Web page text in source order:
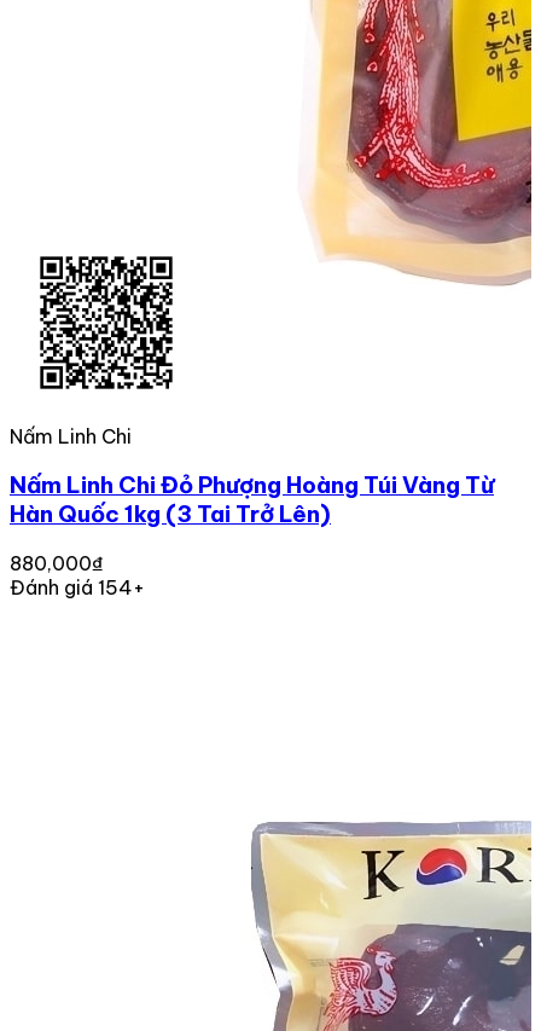
Nấm Linh Chi
Nấm Linh Chi Đỏ Phượng Hoàng Túi Vàng Từ
Hàn Quốc 1kg (3 Tai Trở Lên)
880,000₫
Đánh giá 154+